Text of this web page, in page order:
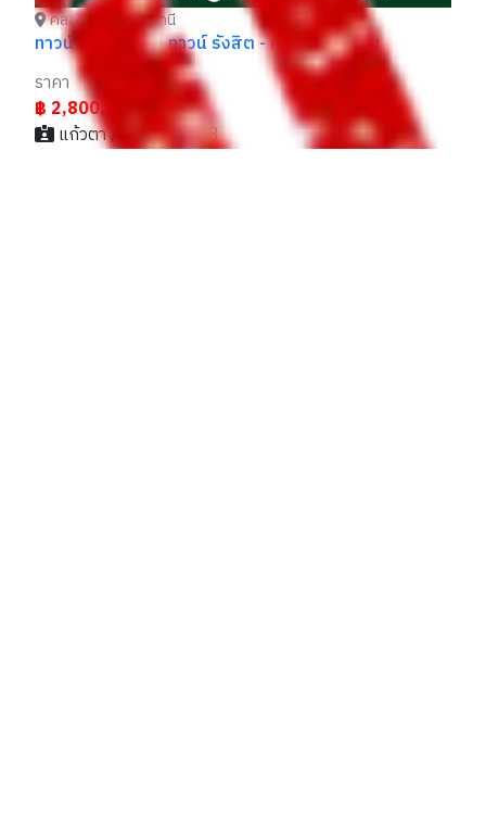
คลองหลวง ปทุมธานี
ทาวน์โฮม โกลเด้น ทาวน์ รังสิต - คลอง 3 หลังริม
ราคา
฿ 2,800,000
แก้วตา / 083xxxxx38